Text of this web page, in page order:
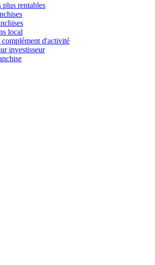
plus rentables
local
complément d'activité
investisseur